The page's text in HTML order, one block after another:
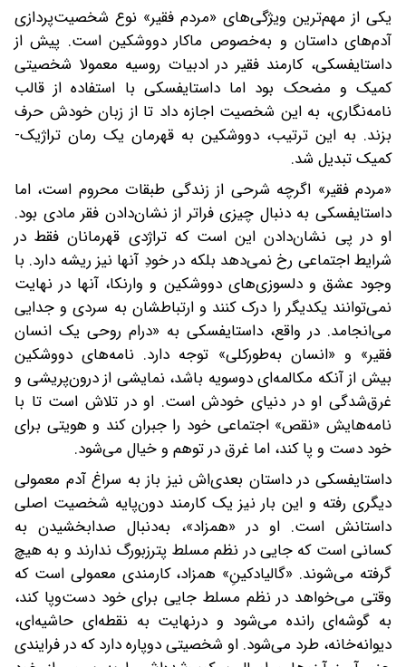
یکی از مهم‌ترین ویژگی‌های «مردم فقیر» نوع شخصیت‌پردازی
آدم‌های داستان و به‌خصوص ماکار دووشکین است. پیش از
داستایفسکی، کارمند فقیر در ادبیات روسیه معمولا شخصیتی
کمیک و مضحک بود اما داستایفسکی با استفاده از قالب
نامه‌نگاری، به این شخصیت اجازه داد تا از زبان خودش حرف
بزند. به این ترتیب، دووشکین به قهرمان یک رمان تراژیک-
کمیک تبدیل شد.
«مردم فقیر» اگرچه شرحی از زندگی طبقات محروم است، اما
داستایفسکی به دنبال چیزی فراتر از نشان‌دادن فقر مادی بود.
او در پی نشان‌دادن این است که تراژدی قهرمانان فقط در
شرایط اجتماعی رخ نمی‌دهد بلکه در خودِ آنها نیز ریشه دارد. با
وجود عشق و دلسوزی‌های دووشکین و وارنکا، آنها در نهایت
نمی‌توانند یکدیگر را درک کنند و ارتباطشان به سردی و جدایی
می‌انجامد. در واقع، داستایفسکی به «درام روحی یک انسان
فقیر» و «انسان به‌طورکلی» توجه دارد. نامه‌های دووشکین
بیش از آنکه مکالمه‌ای دوسویه باشد، نمایشی از درون‌پریشی و
غرق‌شدگی او در دنیای خودش است. او در تلاش است تا با
نامه‌هایش «نقص» اجتماعی خود را جبران کند و هویتی برای
خود دست و پا کند، اما غرق در توهم و خیال می‌شود.
داستایفسکی در داستان بعدی‌اش نیز باز به سراغ آدم معمولی
دیگری رفته و این بار نیز یک کارمند دون‌پایه شخصیت اصلی
داستانش است. او در «همزاد»، به‌دنبال صدابخشیدن به
کسانی است که جایی در نظم مسلط پترزبورگ ندارند و به هیچ
گرفته می‌شوند. «گالیادکینِ» همزاد، کارمندی معمولی است که
وقتی می‌خواهد در نظم مسلط جایی برای خود دست‌وپا کند،
به گوشه‌ای رانده می‌شود و درنهایت به نقطه‌ای حاشیه‌ای،
دیوانه‌خانه، طرد می‌شود. او شخصیتی دوپاره دارد که در فرایندی